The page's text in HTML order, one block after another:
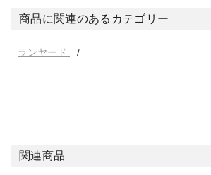
商品に関連のあるカテゴリー
ランヤード
関連商品